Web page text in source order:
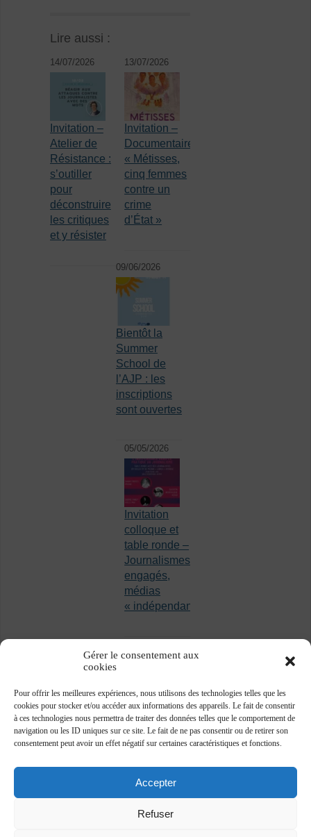
Gérer le consentement aux
cookies
Pour offrir les meilleures expériences, nous utilisons des technologies telles que les
cookies pour stocker et/ou accéder aux informations des appareils. Le fait de consentir
à ces technologies nous permettra de traiter des données telles que le comportement de
navigation ou les ID uniques sur ce site. Le fait de ne pas consentir ou de retirer son
consentement peut avoir un effet négatif sur certaines caractéristiques et fonctions.
Accepter
Refuser
Lire aussi :
14/07/2026
Invitation –
Atelier de
Résistance :
s’outiller
pour
déconstruire
les critiques
et y résister
13/07/2026
Invitation –
Documentaire
« Métisses,
cinq femmes
contre un
crime
d’État »
09/06/2026
Bientôt la
Summer
School de
l’AJP : les
inscriptions
sont ouvertes
05/05/2026
Invitation
colloque et
table ronde –
Journalismes
engagés,
médias
« indépendants »